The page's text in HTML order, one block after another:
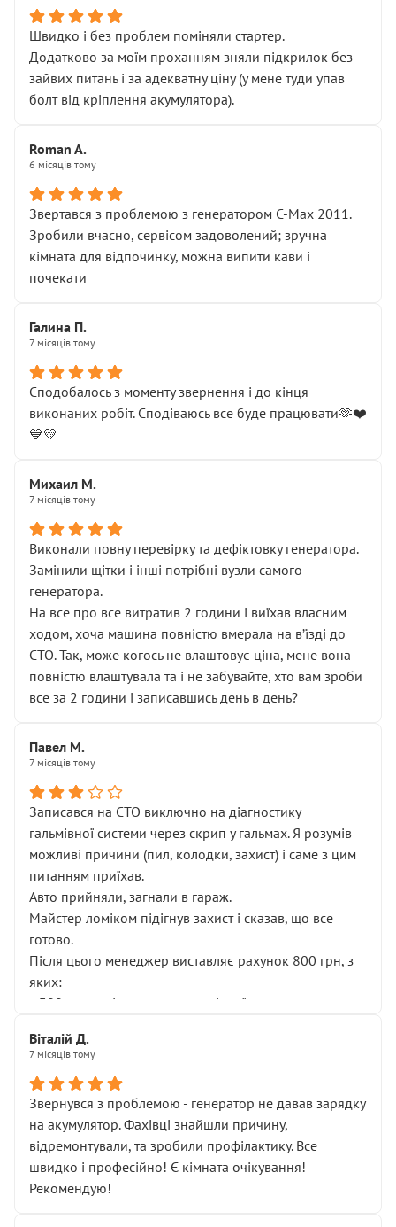
Швидко і без проблем поміняли стартер.
Додатково за моїм проханням зняли підкрилок без
зайвих питань і за адекватну ціну (у мене туди упав
болт від кріплення акумулятора).
Roman A.
6 місяців тому
Звертався з проблемою з генератором C-Max 2011.
Зробили вчасно, сервісом задоволений; зручна
кімната для відпочинку, можна випити кави і
почекати
Галина П.
7 місяців тому
Сподобалось з моменту звернення і до кінця
виконаних робіт. Сподіваюсь все буде працювати🫶❤️
💙💛
Михаил М.
7 місяців тому
Виконали повну перевірку та дефіктовку генератора.
Замінили щітки і інші потрібні вузли самого
генератора.
На все про все витратив 2 години і виїхав власним
ходом, хоча машина повністю вмерала на вʼїзді до
СТО. Так, може когось не влаштовує ціна, мене вона
повністю влаштувала та і не забувайте, хто вам зроби
все за 2 години і записавшись день в день?
Павел М.
7 місяців тому
Записався на СТО виключно на діагностику
гальмівної системи через скрип у гальмах. Я розумів
можливі причини (пил, колодки, захист) і саме з цим
питанням приїхав.
Авто прийняли, загнали в гараж.
Майстер ломіком підігнув захист і сказав, що все
готово.
Після цього менеджер виставляє рахунок 800 грн, з
яких:
• 300 грн — діагностика гальмівної системи
НЕ погоджував
послуга. Тим більше, я був поруч і жодної реальної
діагностики ходової не проводилось. Після
зауваження гроші за цю “послугу” повернули, що
лише підтвердило мою правоту.
Але головне — я виїжджаю з боксу, і скрип у гальмах
залишився таким самим, як і був. Тобто оплачена
Віталій Д.
7 місяців тому
Звернувся з проблемою - генератор не давав зарядку
на акумулятор. Фахівці знайшли причину,
відремонтували, та зробили профілактику. Все
швидко і професійно! Є кімната очікування!
Рекомендую!